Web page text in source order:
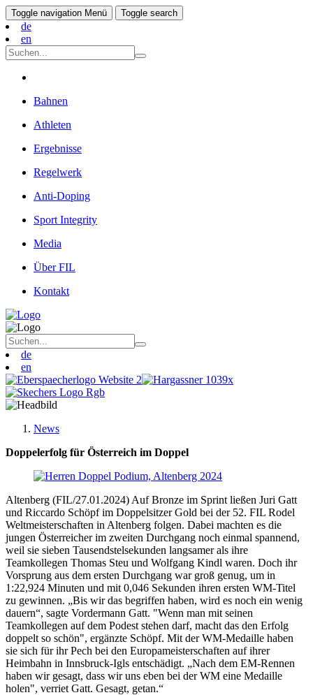
Toggle navigation Menü Toggle search
de
en
Bahnen
Athleten
Ergebnisse
Regelwerk
Anti-Doping
Sport Integrity
Media
Über FIL
Kontakt
de
en
News
Doppelerfolg für Österreich im Doppel
Altenberg (FIL/27.01.2024) Auf Bronze im Sprint ließen Juri Gatt
und Riccardo Schöpf im Doppelsitzer Gold bei der 52. FIL Rodel
Weltmeisterschaften in Altenberg folgen. Dabei machten es die
jungen Österreicher im zweiten Durchgang noch einmal spannend,
weil sie sieben Tausendstelsekunden langsamer als ihre
Teamkollegen Thomas Steu und Wolfgang Kindl waren. Doch ihr
Vorsprung aus dem ersten Durchgang war groß genug, um in
1:22,924 Minuten und mit 0,046 Sekunden ihren ersten WM-Titel
zu gewinnen. „Bis wir das begriffen haben, wird es noch ein wenig
dauern“, sagte Vordermann Gatt. "Wenn man mit seinen
Teamkollegen auf dem Podest stehen darf, macht das den Erfolg
doppelt so schön", ergänzte Schöpf. Mit der WM-Medaille haben
sie sich für ihr Pech bei den Europameisterschaften auf ihrer
Heimbahn in Innsbruck-Igls entschädigt. „Nach dem EM-Rennen
haben wir gesagt, dass wir uns eben bei der WM eine Medaille
holen", verriet Gatt. Gesagt, getan.“